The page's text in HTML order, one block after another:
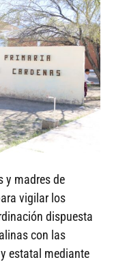
y madres de
vigilar los
dispuesta
con las
estatal mediante